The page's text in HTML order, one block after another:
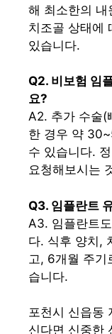
해 최소한의 내
치조골 상태에
있습니다.
Q2. 비보험 임
요?
A2. 추가 수술(
한 경우 약
수 있습니다.
요청해보시는
Q3. 임플란트
A3. 임플란트
다. 식후 양치,
고, 6개월 주기
습니다.
포천시 신읍동
신다면 신중한